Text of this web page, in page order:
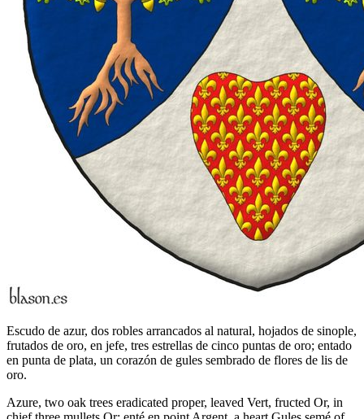
Escudo de azur, dos robles arrancados al natural, hojados de sinople,
frutados de oro, en jefe, tres estrellas de cinco puntas de oro; entado
en punta de plata, un corazón de gules sembrado de flores de lis de
oro.
Azure, two oak trees eradicated proper, leaved Vert, fructed Or, in